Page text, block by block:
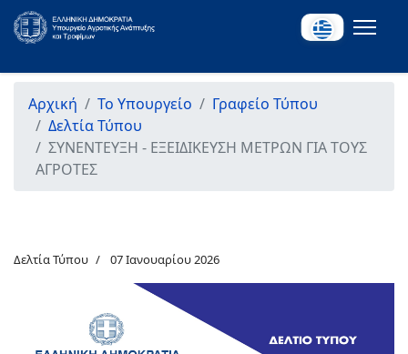
Αρχική Το Υπουργείο
Γραφείο Τύπου
Δελτία Τύπου
ΣΥΝΕΝΤΕΥΞΗ - ΕΞΕΙΔΙΚΕΥΣΗ ΜΕΤΡΩΝ ΓΙΑ ΤΟΥΣ
ΑΓΡΟΤΕΣ
Δελτία Τύπου 07 Ιανουαρίου 2026